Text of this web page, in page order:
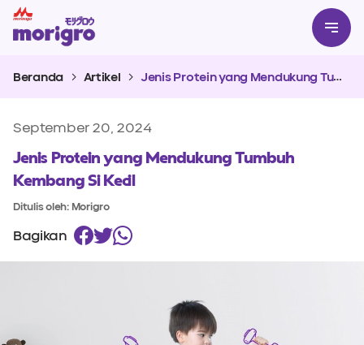
Beranda Artikel Jenis Protein yang Mendukung Tumbuh Kembang Si Kecil
September 20, 2024
Jenis Protein yang Mendukung Tumbuh
Kembang Si Kecil
Ditulis oleh: Morigro
Bagikan